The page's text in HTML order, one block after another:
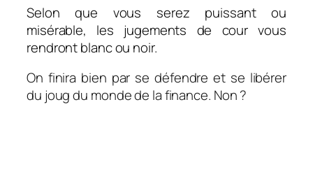
Selon que vous serez puissant ou
misérable, les jugements de cour vous
rendront blanc ou noir.
On finira bien par se défendre et se libérer
du joug du monde de la finance. Non ?